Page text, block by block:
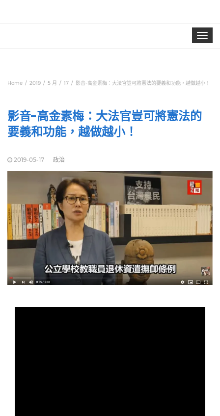
Toggle
Home 2019 5 月 17 影音-高金素梅：大法官豈可將憲法的要義和功能，越做越小！
影音-高金素梅：大法官豈可將憲法的
要義和功能，越做越小！
2019-05-17 政治